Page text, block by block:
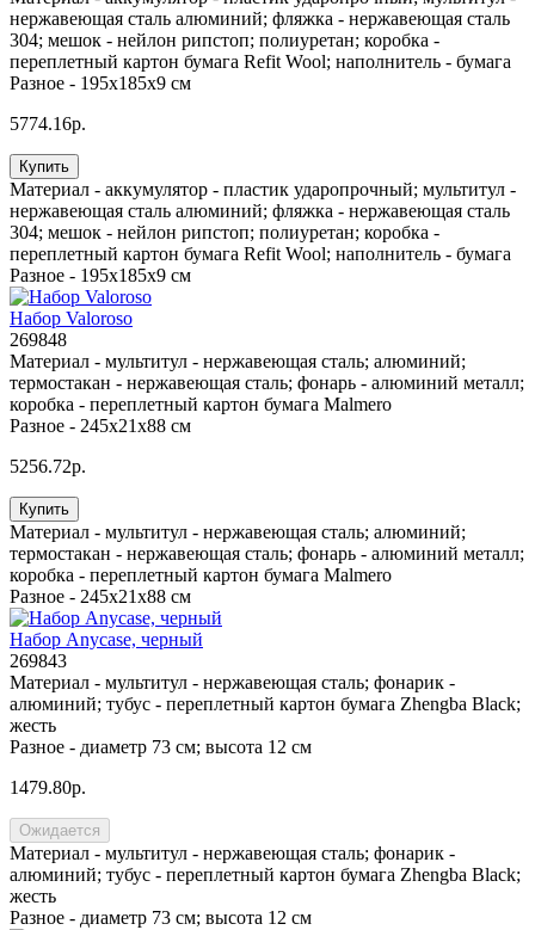
нержавеющая сталь алюминий; фляжка - нержавеющая сталь
304; мешок - нейлон рипстоп; полиуретан; коробка -
переплетный картон бумага Refit Wool; наполнитель - бумага
Разное - 195х185х9 см
5774.16р.
Купить
Материал - аккумулятор - пластик ударопрочный; мультитул -
нержавеющая сталь алюминий; фляжка - нержавеющая сталь
304; мешок - нейлон рипстоп; полиуретан; коробка -
переплетный картон бумага Refit Wool; наполнитель - бумага
Разное - 195х185х9 см
Набор Valoroso
269848
Материал - мультитул - нержавеющая сталь; алюминий;
термостакан - нержавеющая сталь; фонарь - алюминий металл;
коробка - переплетный картон бумага Malmero
Разное - 245х21х88 см
5256.72р.
Купить
Материал - мультитул - нержавеющая сталь; алюминий;
термостакан - нержавеющая сталь; фонарь - алюминий металл;
коробка - переплетный картон бумага Malmero
Разное - 245х21х88 см
Набор Anycase, черный
269843
Материал - мультитул - нержавеющая сталь; фонарик -
алюминий; тубус - переплетный картон бумага Zhengba Black;
жесть
Разное - диаметр 73 см; высота 12 см
1479.80р.
Ожидается
Материал - мультитул - нержавеющая сталь; фонарик -
алюминий; тубус - переплетный картон бумага Zhengba Black;
жесть
Разное - диаметр 73 см; высота 12 см